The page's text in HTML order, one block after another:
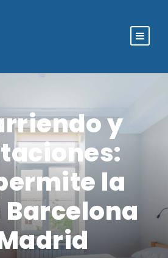
y
la
Barcelona